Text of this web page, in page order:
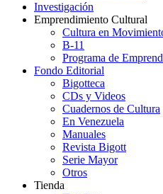
Investigación
Emprendimiento Cultural
Cultura en
B-11
Programa de
Fondo Editorial
Bigotteca
CDs y Videos
Cuadernos de Cultura
En Venezuela
Manuales
Revista Bigott
Serie Mayor
Otros
Tienda